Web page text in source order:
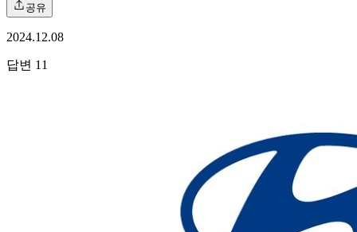
공유
2024.12.08
답변 11